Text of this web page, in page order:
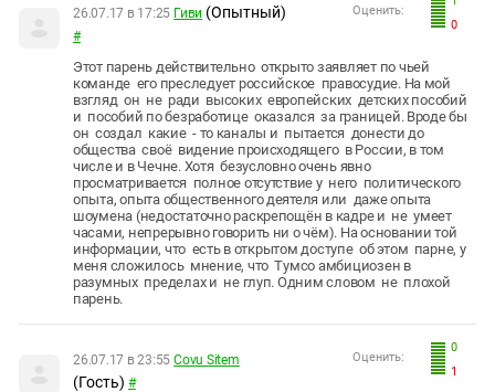
0
Оценить:
26.07.17 в 17:25 Гиви (Опытный)
#
Этот парень действительно открыто заявляет по чьей
команде его преследует российское правосудие. На мой
взгляд он не ради высоких европейских детских пособий
и пособий по безработице оказался за границей. Вроде бы
он создал какие - то каналы и пытается донести до
общества своё видение происходящего в России, в том
числе и в Чечне. Хотя безусловно очень явно
просматривается полное отсутствие у него политического
опыта, опыта общественного деятеля или даже опыта
шоумена (недостаточно раскрепощён в кадре и не умеет
часами, непрерывно говорить ни о чём). На основании той
информации, что есть в открытом доступе об этом парне, у
меня сложилось мнение, что Тумсо амбициозен в
разумных пределах и не глуп. Одним словом не плохой
парень.
0
1
Оценить:
26.07.17 в 23:55 Covu Sitem
(Гость) #